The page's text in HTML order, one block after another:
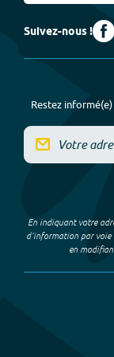
Suivez-nous !
Restez
En indiquant votre
d’information par voie
en